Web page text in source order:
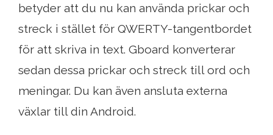
betyder att du nu kan använda prickar och
streck i stället för QWERTY-tangentbordet
för att skriva in text. Gboard konverterar
sedan dessa prickar och streck till ord och
meningar. Du kan även ansluta externa
växlar till din Android.